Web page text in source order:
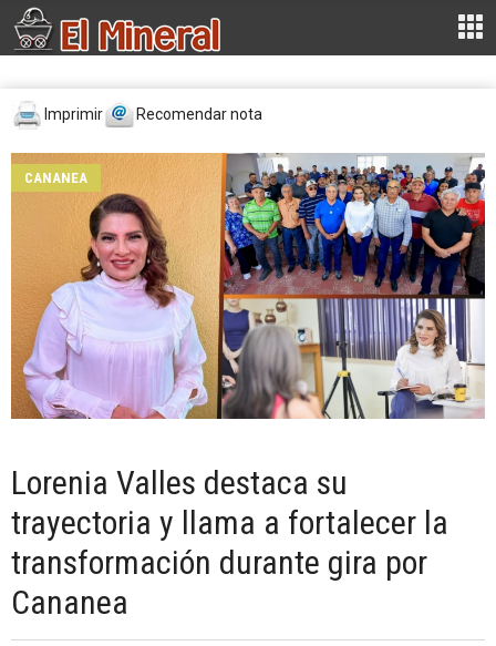
Imprimir Recomendar nota
CANANEA
Lorenia Valles destaca su
trayectoria y llama a fortalecer la
transformación durante gira por
Cananea